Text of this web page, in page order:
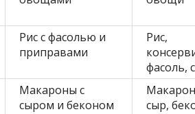
Рис с фасолью и
приправами
Рис,
фасоль,
Макароны с
сыром и беконом
сыр,